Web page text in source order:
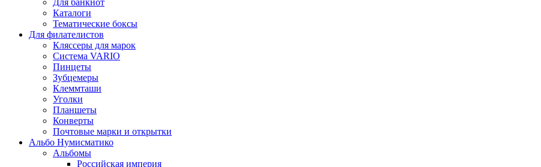
Каталоги
Тематические боксы
Для филателистов
Кляссеры для марок
Система VARIO
Пинцеты
Зубцемеры
Клеммташи
Уголки
Планшеты
Конверты
Почтовые марки и открытки
Альбо Нумисматико
Альбомы
Российская империя